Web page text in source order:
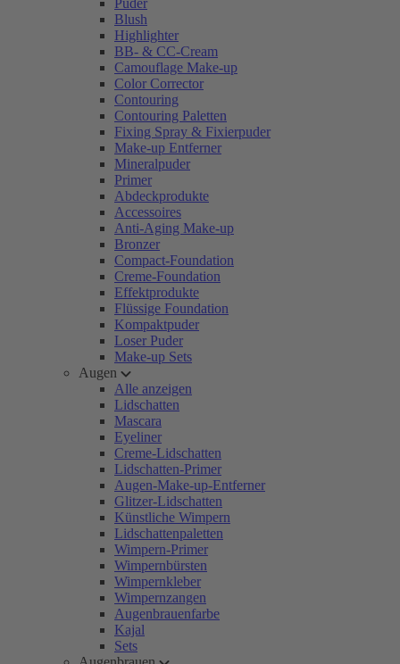
Puder
Blush
Highlighter
BB- & CC-Cream
Camouflage Make-up
Color Corrector
Contouring
Contouring Paletten
Fixing Spray & Fixierpuder
Make-up Entferner
Mineralpuder
Primer
Abdeckprodukte
Accessoires
Anti-Aging Make-up
Bronzer
Compact-Foundation
Creme-Foundation
Effektprodukte
Flüssige Foundation
Kompaktpuder
Loser Puder
Make-up Sets
Augen
Alle anzeigen
Lidschatten
Mascara
Eyeliner
Creme-Lidschatten
Lidschatten-Primer
Augen-Make-up-Entferner
Glitzer-Lidschatten
Künstliche Wimpern
Lidschattenpaletten
Wimpern-Primer
Wimpernbürsten
Wimpernkleber
Wimpernzangen
Augenbrauenfarbe
Kajal
Sets